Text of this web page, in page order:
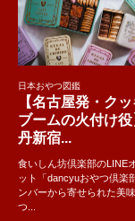
日本おやつ図鑑
【名古屋発・ク
ブームの火付け
丹新宿...
食いしん坊倶楽部のLINE
ット「dancyuおやつ倶楽
ンバーから寄せられた美
つ...